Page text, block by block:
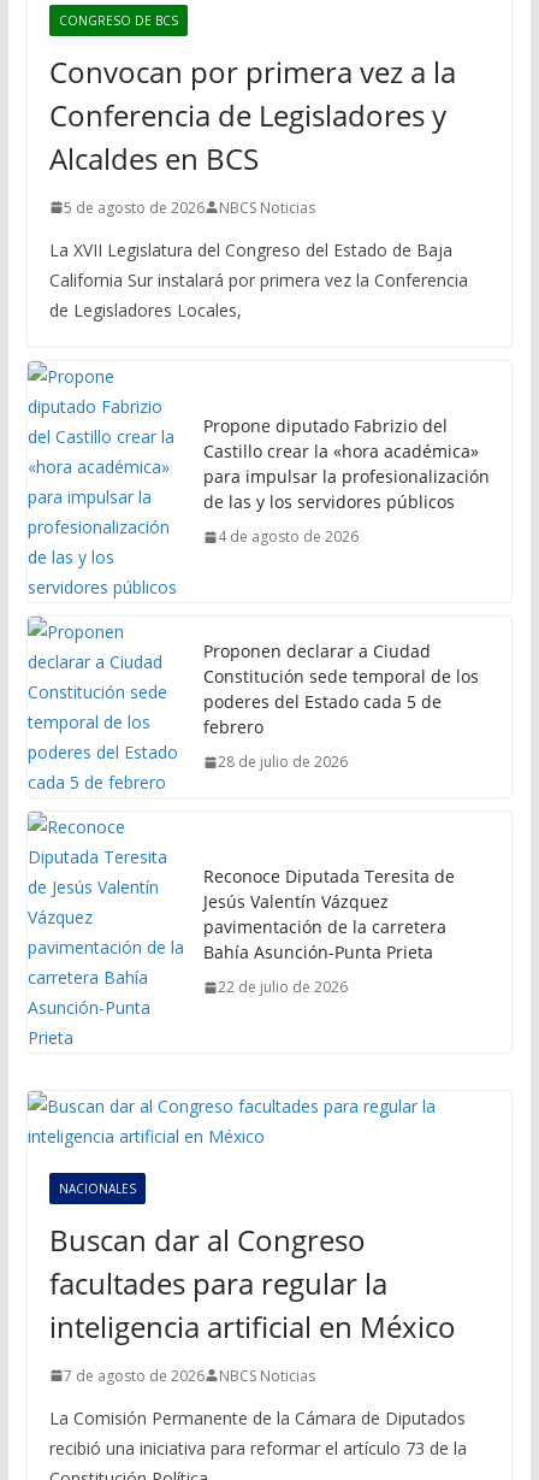
CONGRESO DE BCS
Convocan por primera vez a la
Conferencia de Legisladores y
Alcaldes en BCS
5 de agosto de 2026 NBCS Noticias
La XVII Legislatura del Congreso del Estado de Baja
California Sur instalará por primera vez la Conferencia
de Legisladores Locales,
Propone diputado Fabrizio del
Castillo crear la «hora académica»
para impulsar la profesionalización
de las y los servidores públicos
4 de agosto de 2026
Proponen declarar a Ciudad
Constitución sede temporal de los
poderes del Estado cada 5 de
febrero
28 de julio de 2026
Reconoce Diputada Teresita de
Jesús Valentín Vázquez
pavimentación de la carretera
Bahía Asunción-Punta Prieta
22 de julio de 2026
NACIONALES
Buscan dar al Congreso
facultades para regular la
inteligencia artificial en México
7 de agosto de 2026 NBCS Noticias
La Comisión Permanente de la Cámara de Diputados
recibió una iniciativa para reformar el artículo 73 de la